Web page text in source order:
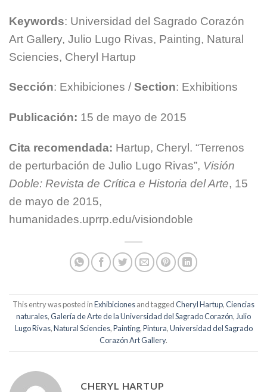
Keywords: Universidad del Sagrado Corazón
Art Gallery, Julio Lugo Rivas, Painting, Natural
Sciencies, Cheryl Hartup
Sección: Exhibiciones / Section: Exhibitions
Publicación: 15 de mayo de 2015
Cita recomendada: Hartup, Cheryl. “Terrenos
de perturbación de Julio Lugo Rivas”, Visión
Doble: Revista de Crítica e Historia del Arte, 15
de mayo de 2015,
humanidades.uprrp.edu/visiondoble
This entry was posted inExhibicionesand taggedCheryl Hartup,Ciencias
naturales,Galería de Arte de la Universidad del Sagrado Corazón,Julio
Lugo Rivas,Natural Sciencies,Painting,Pintura,Universidad del Sagrado
Corazón Art Gallery.
CHERYL HARTUP